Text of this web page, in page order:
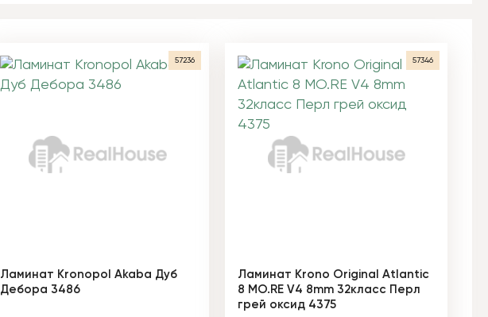
57236
Ламинат Kronopol Akaba Дуб
Дебора 3486
57346
Ламинат Krono Original Atlantic
8 MO.RE V4 8mm 32класс Перл
грей оксид 4375